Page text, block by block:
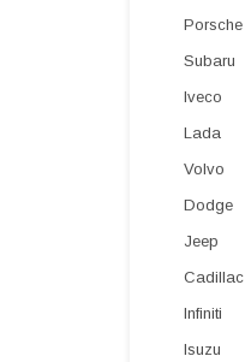
Porsche
Subaru
Iveco
Lada
Volvo
Dodge
Jeep
Cadillac
Infiniti
Isuzu